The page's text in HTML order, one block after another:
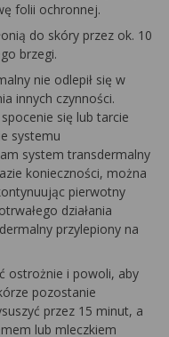
folii ochronnej.
do skóry przez ok. 10
brzegi.
nie odlepił się w
innych czynności.
się lub tarcie
systemu
system transdermalny
konieczności, można
pierwotny
działania
przylepiony na
ostrożnie i powoli, aby
pozostanie
przez 15 minut, a
lub mleczkiem